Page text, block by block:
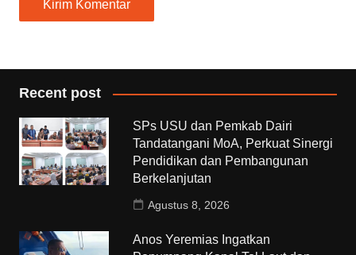
Recent post
SPs USU dan Pemkab Dairi
Tandatangani MoA, Perkuat Sinergi
Pendidikan dan Pembangunan
Berkelanjutan
Agustus 8, 2026
Anos Yeremias Ingatkan